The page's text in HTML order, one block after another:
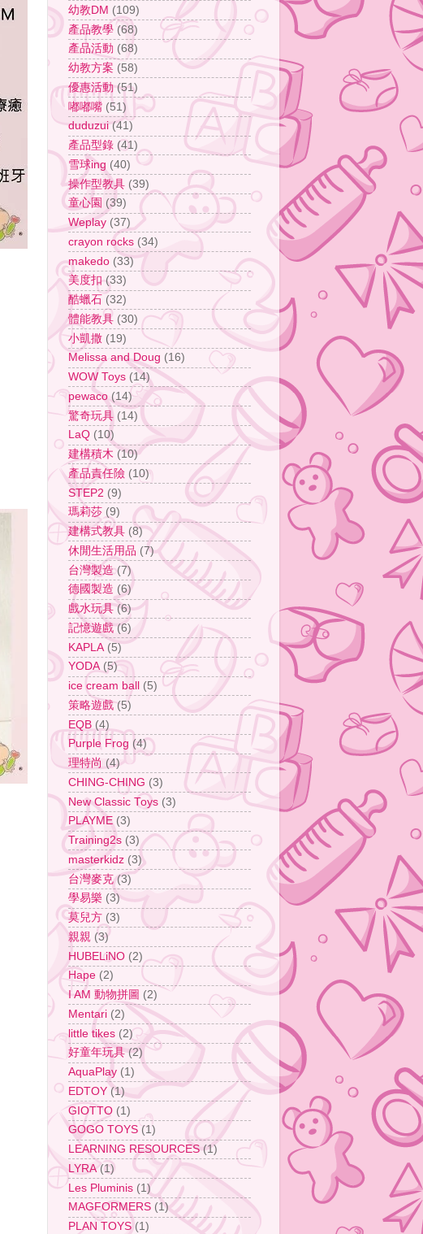
幼教DM (109)
產品教學 (68)
產品活動 (68)
幼教方案 (58)
優惠活動 (51)
嘟嘟嘴 (51)
duduzui (41)
產品型錄 (41)
雪球ing (40)
操作型教具 (39)
童心園 (39)
Weplay (37)
crayon rocks (34)
makedo (33)
美度扣 (33)
酷蠟石 (32)
體能教具 (30)
小凱撒 (19)
Melissa and Doug (16)
WOW Toys (14)
pewaco (14)
驚奇玩具 (14)
LaQ (10)
建構積木 (10)
產品責任險 (10)
STEP2 (9)
瑪莉莎 (9)
建構式教具 (8)
休閒生活用品 (7)
台灣製造 (7)
德國製造 (6)
戲水玩具 (6)
記憶遊戲 (6)
KAPLA (5)
YODA (5)
ice cream ball
(5)
策略遊戲 (5)
EQB (4)
Purple Frog (4)
理特尚 (4)
CHING-CHING (3)
New Classic Toys (3)
PLAYME (3)
Training2s (3)
masterkidz (3)
台灣麥克 (3)
學易樂 (3)
莫兒方 (3)
親親 (3)
HUBELiNO (2)
Hape (2)
I AM 動物拼圖 (2)
Mentari (2)
little tikes (2)
好童年玩具 (2)
AquaPlay (1)
EDTOY (1)
GIOTTO (1)
GOGO TOYS (1)
LEARNING RESOURCES (1)
LYRA (1)
Les Pluminis (1)
MAGFORMERS (1)
PLAN TOYS (1)